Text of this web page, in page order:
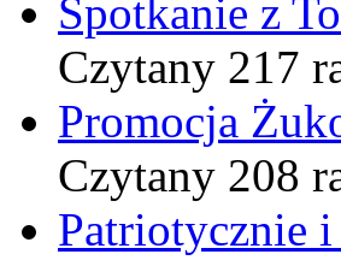
Spotkanie z
Czytany 217
Promocja
Czytany 208
Patriotycznie